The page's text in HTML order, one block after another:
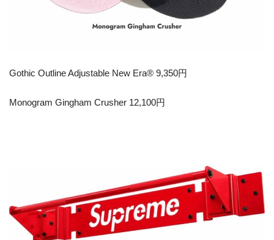
Gothic Outline Adjustable New Era® 9,350円
Monogram Gingham Crusher 12,100円